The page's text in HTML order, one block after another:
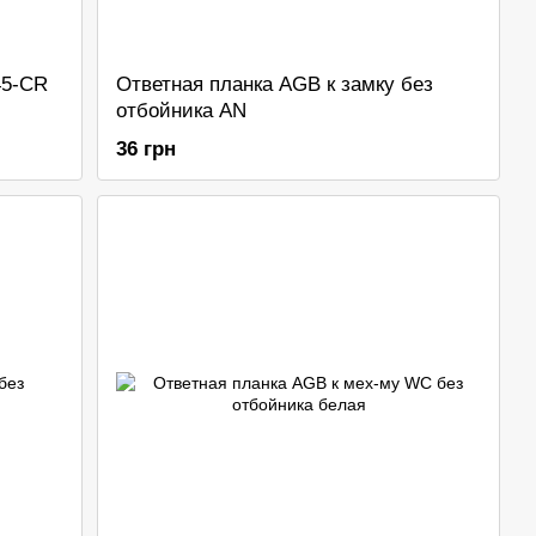
CR
Ответная планка AGB к замку без
отбойника AN
36 грн